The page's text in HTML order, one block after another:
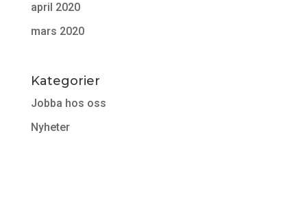
april 2020
mars 2020
Kategorier
Jobba hos oss
Nyheter